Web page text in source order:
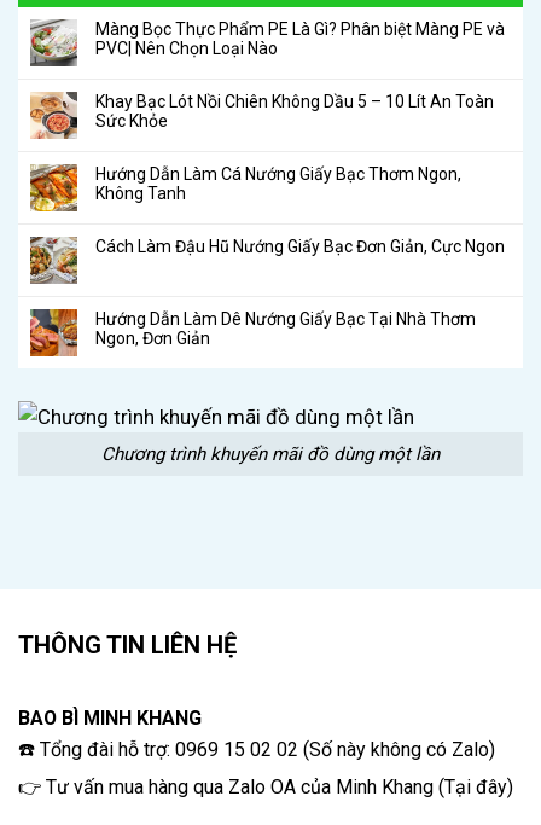
Màng Bọc Thực Phẩm PE Là Gì? Phân biệt Màng PE và
PVC| Nên Chọn Loại Nào
Khay Bạc Lót Nồi Chiên Không Dầu 5 – 10 Lít An Toàn
Sức Khỏe
Hướng Dẫn Làm Cá Nướng Giấy Bạc Thơm Ngon,
Không Tanh
Cách Làm Đậu Hũ Nướng Giấy Bạc Đơn Giản, Cực Ngon
Hướng Dẫn Làm Dê Nướng Giấy Bạc Tại Nhà Thơm
Ngon, Đơn Giản
Chương trình khuyến mãi đồ dùng một lần
THÔNG TIN LIÊN HỆ
BAO BÌ MINH KHANG
☎️ Tổng đài hỗ trợ: 0969 15 02 02 (Số này không có Zalo)
👉 Tư vấn mua hàng qua Zalo OA của Minh Khang (Tại đây)